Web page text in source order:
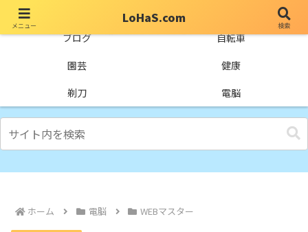
ブログ
自転車
園芸
健康
剃刀
電脳
ホーム 電脳 WEBマスター
メニュー
LoHaS.com
検索